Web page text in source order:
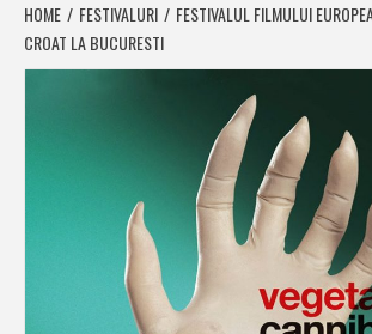
HOME FESTIVALURI
FESTIVALUL FILMULUI
CROAT LA BUCURESTI